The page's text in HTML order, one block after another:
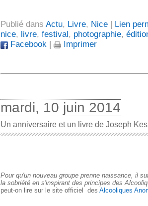
Publié dans Actu, Livre, Nice Lien
nice, livre, festival , photographie,
Facebook
Imprimer
mardi, 10 juin 2014
Un anniversaire et un livre de Joseph
Pour qu'un nouveau groupe prenne naissance, il
la sobriété en s'inspirant des principes des
peut-on lire sur le site officiel des Alcooliques